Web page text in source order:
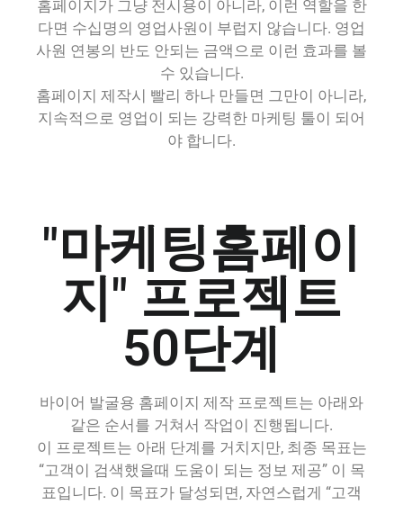
홈페이지가 그냥 전시용이 아니라, 이런 역할을 한
다면 수십명의 영업사원이 부럽지 않습니다. 영업
사원 연봉의 반도 안되는 금액으로 이런 효과를 볼
수 있습니다.
홈페이지 제작시 빨리 하나 만들면 그만이 아니라,
지속적으로 영업이 되는 강력한 마케팅 툴이 되어
야 합니다.
"마케팅홈페이
지" 프로젝트
50단계
바이어 발굴용 홈페이지 제작 프로젝트는 아래와
같은 순서를 거쳐서 작업이 진행됩니다.
이 프로젝트는 아래 단계를 거치지만, 최종 목표는
“고객이 검색했을때 도움이 되는 정보 제공” 이 목
표입니다. 이 목표가 달성되면, 자연스럽게 “고객